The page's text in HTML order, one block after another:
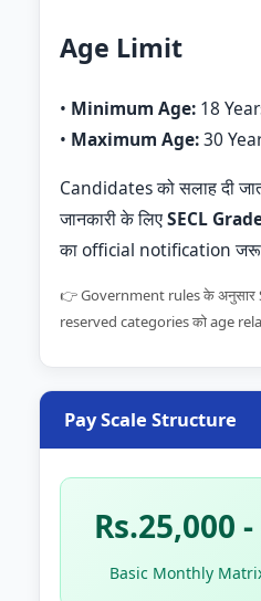
Age Limit
• Minimum Age: 18
• Maximum Age:30
Candidates को सलाह दी
जानकारी के लिएSECL
का official notification
👉 Government rules के अनुसार
reserved categories को age
Pay Scale Structure
Rs.25,000
Basic Monthly